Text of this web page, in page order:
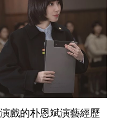
戲的朴恩斌演藝經歷